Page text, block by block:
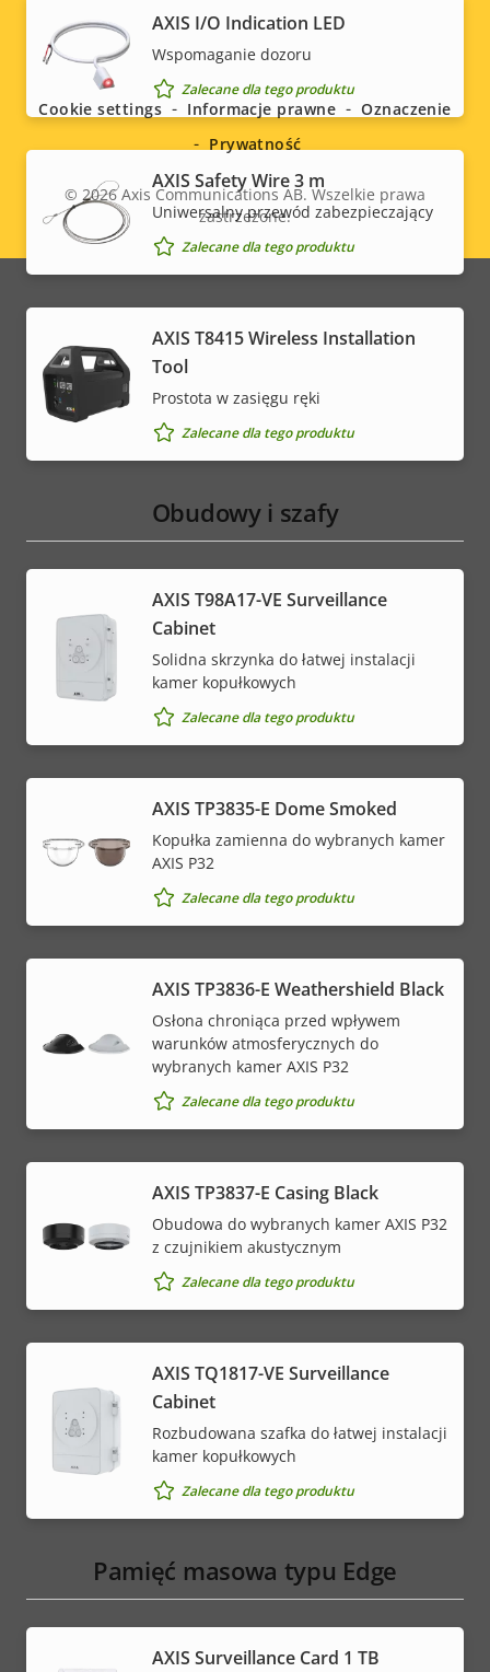
AXIS I/O Indication LED
Wspomaganie dozoru
Zalecane dla tego produktu
AXIS Safety Wire 3 m
Uniwersalny przewód zabezpieczający
Zalecane dla tego produktu
AXIS T8415 Wireless Installation
Tool
Prostota w zasięgu ręki
Zalecane dla tego produktu
Obudowy i szafy
AXIS T98A17-VE Surveillance
Cabinet
Solidna skrzynka do łatwej instalacji
kamer kopułkowych
Zalecane dla tego produktu
AXIS TP3835-E Dome Smoked
Kopułka zamienna do wybranych kamer
AXIS P32
Zalecane dla tego produktu
AXIS TP3836-E Weathershield Black
Osłona chroniąca przed wpływem
warunków atmosferycznych do
wybranych kamer AXIS P32
Zalecane dla tego produktu
AXIS TP3837-E Casing Black
Obudowa do wybranych kamer AXIS P32
z czujnikiem akustycznym
Zalecane dla tego produktu
AXIS TQ1817-VE Surveillance
Cabinet
Rozbudowana szafka do łatwej instalacji
kamer kopułkowych
Zalecane dla tego produktu
Pamięć masowa typu Edge
AXIS Surveillance Card 1 TB
Social
menu
Legal
menu
© 2026Axis Communications AB. Wszelkie prawa
zastrzeżone.
Cookie settings Informacje prawne
Oznaczenie
Prywatność